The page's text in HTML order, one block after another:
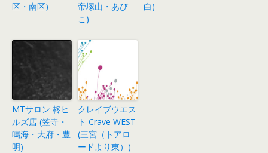
区・南区)
帝塚山・あび
こ)
白)
MTサロン 柊ヒ
ルズ店 (笠寺・
鳴海・大府・豊
明)
クレイブウエス
ト Crave WEST
(三宮（トアロ
ードより東）)